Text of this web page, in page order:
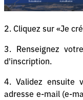
2. Cliquez sur «Je
3. Renseignez
d'inscription.
4. Validez ensuite
adresse e-mail (e-